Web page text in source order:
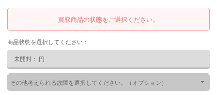
買取商品の状態をご選択ください。
商品状態を選択してください：
未開封： 円
その他考えられる故障を選択してください。（オプション）